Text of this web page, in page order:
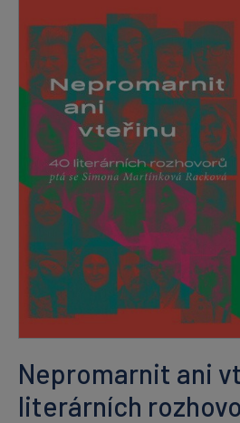
Nepromarnit ani
literárních